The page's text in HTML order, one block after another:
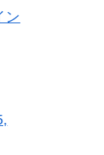
ン